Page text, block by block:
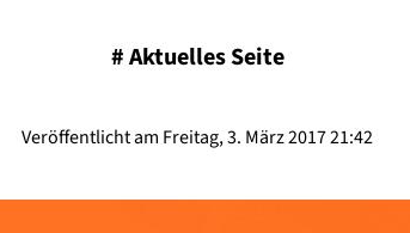
#Aktuelles Seite
Veröffentlicht am Freitag, 3. März 2017 21:42